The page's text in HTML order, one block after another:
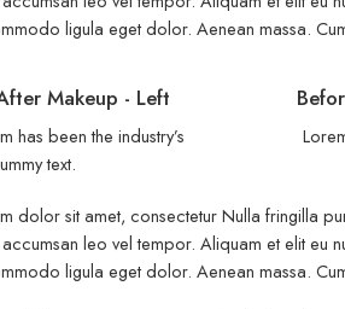
ligula eget dolor. Aenean massa.
Makeup - Left
has been the industry’s
text.
dolor sit amet, consectetur Nulla fringilla
leo vel tempor. Aliquam et elit eu
ligula eget dolor. Aenean massa.